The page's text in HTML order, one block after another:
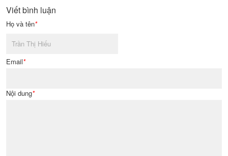
Viết bình luận
Họ và tên*
Email*
Nội dung*